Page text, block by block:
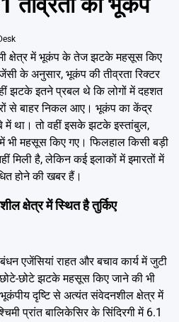
क्षेत्र में भूकंप के तेज झटके महसूस किए
के अनुसार, भूकंप की तीव्रता रिक्टर
झटके इतने प्रबल थे कि लोगों में दहशत
से बाहर निकल आए। भूकंप का केंद्र
में था। तो वहीं इसके झटके इस्तांबुल,
में भी महसूस किए गए। फिलहाल किसी बड़ी
मिली है, लेकिन कई इलाकों में इमारतों में
होने की खबर हैं।
क्षेत्र में स्थित है तुर्किए
एजेंसियां राहत और बचाव कार्य में जुटी
छोटे झटके महसूस किए जाने की भी
दृष्टि से अत्यंत संवेदनशील क्षेत्र में
प्रांत बालिकेसिर के सिंदिरगी में 6.1